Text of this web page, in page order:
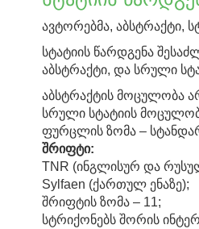
ავტორებმა, აბსტრაქტი,
სტატიის წარდგენა
აბსტრაქტი, და სრული
აბსტრაქტის მოცულობა
სრული სტატიის
ფურცლის ზომა –
შრიფტი:
TNR (ინგლისურ და
Sylfaen (ქართულ ენაზე);
შრიფტის ზომა – 11;
სტრიქონებს შორის